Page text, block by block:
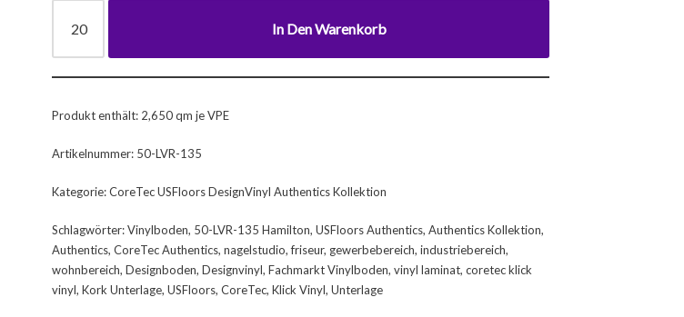
In Den Warenkorb
Produkt enthält: 2,650qm je VPE
Artikelnummer: 50-LVR-135
Kategorie:CoreTec USFloors DesignVinyl Authentics Kollektion
Schlagwörter:Vinylboden, 50-LVR-135 Hamilton,USFloors Authentics,Authentics Kollektion,
Authentics,CoreTec Authentics,nagelstudio,friseur, gewerbebereich,industriebereich,
wohnbereich,Designboden,Designvinyl,Fachmarkt Vinylboden,vinyl laminat,coretec klick
vinyl,Kork Unterlage,USFloors,CoreTec,Klick Vinyl,Unterlage